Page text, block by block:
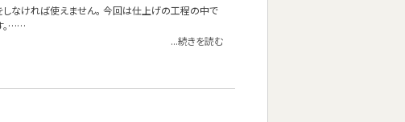
なければ使えません。 今回は仕上げの工程の中で
。……
...続きを読む